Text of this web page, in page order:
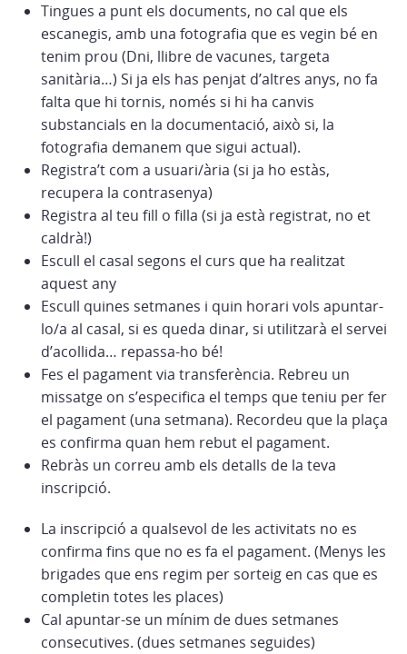
Tingues a punt els documents, no cal que els
escanegis, amb una fotografia que es vegin bé en
tenim prou (Dni, llibre de vacunes, targeta
sanitària…) Si ja els has penjat d’altres anys, no fa
falta que hi tornis, només si hi ha canvis
substancials en la documentació, això si, la
fotografia demanem que sigui actual).
Registra’t com a usuari/ària (si ja ho estàs,
recupera la contrasenya)
Registra al teu fill o filla (si ja està registrat, no et
caldrà!)
Escull el casal segons el curs que ha realitzat
aquest any
Escull quines setmanes i quin horari vols apuntar-
lo/a al casal, si es queda dinar, si utilitzarà el servei
d’acollida… repassa-ho bé!
Fes el pagament via transferència. Rebreu un
missatge on s’especifica el temps que teniu per fer
el pagament (una setmana). Recordeu que la plaça
es confirma quan hem rebut el pagament.
Rebràs un correu amb els detalls de la teva
inscripció.
La inscripció a qualsevol de les activitats no es
confirma fins que no es fa el pagament. (Menys les
brigades que ens regim per sorteig en cas que es
completin totes les places)
Cal apuntar-se un mínim de dues setmanes
consecutives. (dues setmanes seguides)